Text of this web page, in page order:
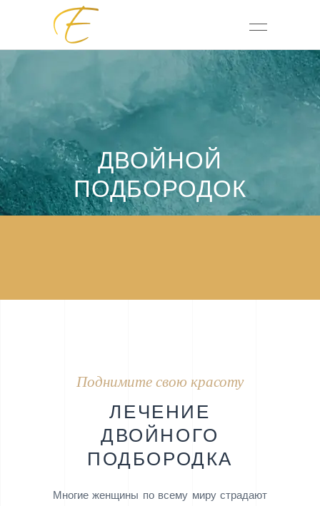
ДВОЙНОЙ
ПОДБОРОДОК
Поднимите свою красоту
ЛЕЧЕНИЕ
ДВОЙНОГО
ПОДБОРОДКА
Многие женщины по всему миру страдают